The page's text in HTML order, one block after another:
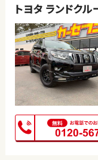
トヨタ ランドクル